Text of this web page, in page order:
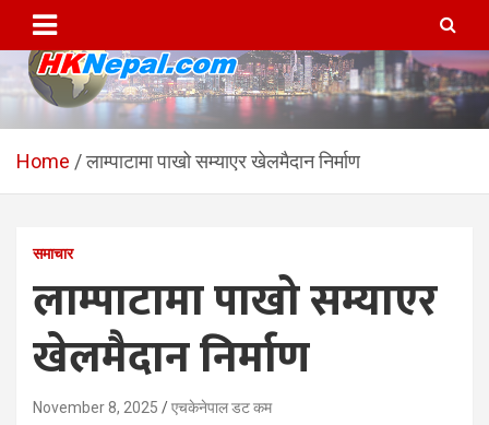
content
HKNepal.com – हङकङबाट
सञ्चालित पहिलो नेपाली अनलाईन
hknepal, hknepal.com, hk nepal, hk nepal com
Home लाम्पाटामा पाखो सम्याएर खेलमैदान निर्माण
समाचार
लाम्पाटामा पाखो सम्याएर
खेलमैदान निर्माण
November 8, 2025 एचकेनेपाल डट कम